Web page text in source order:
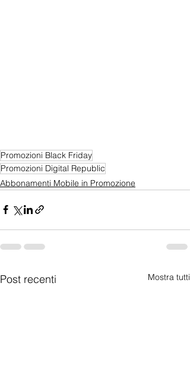
Promozioni Black Friday
Promozioni Digital Republic
Abbonamenti Mobile in Promozione
Post recenti Mostra tutti